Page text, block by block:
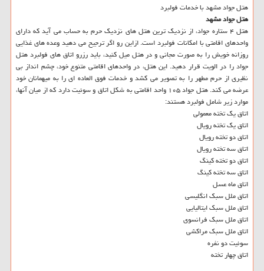
هتل جواد مشهد با خدمات فولبرد
هتل جواد مشهد
هتل ۴ ستاره جواد، از نزدیک ترین هتل های نزدیک حرم به حساب می آید که دارای
واحدهای اقامتی با امکانات فولبرد است. ازاین رو اگر ترجیح می دهید وعده های غذایی
روزانه خویش را به صورت مجانی و در هتل میل کنید، باید رزرو اتاق های فولبرد هتل
جواد را در الویت قرار دهید. این هتل، در واحدهای اقامتی متنوع خود، چشم انداز بی
نظیری از حرم مطهر را به تصویر می کشد و خدمات فوق العاده ای را به میهمانان خود
عرضه می کند. هتل جواد ۱۰۵ واحد اقامتی به شکل اتاق و سوئیت دارد که از میان آنها،
موارد زیر شامل فولبرد هستند:
اتاق یک تخته معمولی
اتاق یک تخته رویال
اتاق دو تخته رویال
اتاق سه تخته رویال
اتاق دو تخته کینگ
اتاق سه تخته کینگ
اتاق ماه عسل
اتاق ملل سبک انگلیسی
اتاق ملل سبک ایتالیایی
اتاق ملل سبک فرانسوی
اتاق ملل سبک مراکشی
سوئیت دو نفره
اتاق چهار تخته